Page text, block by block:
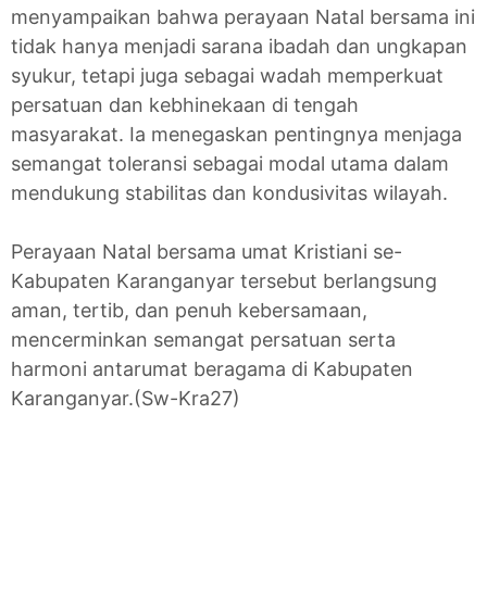
menyampaikan bahwa perayaan Natal bersama ini
tidak hanya menjadi sarana ibadah dan ungkapan
syukur, tetapi juga sebagai wadah memperkuat
persatuan dan kebhinekaan di tengah
masyarakat. Ia menegaskan pentingnya menjaga
semangat toleransi sebagai modal utama dalam
mendukung stabilitas dan kondusivitas wilayah.
Perayaan Natal bersama umat Kristiani se-
Kabupaten Karanganyar tersebut berlangsung
aman, tertib, dan penuh kebersamaan,
mencerminkan semangat persatuan serta
harmoni antarumat beragama di Kabupaten
Karanganyar.(Sw-Kra27)